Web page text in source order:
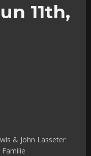
11th,
& John Lasseter